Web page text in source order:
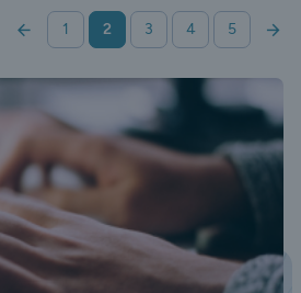
het
en
waarbij de activiteiten op het
gebied van autobatterijen en
een eigen weg zijn ingeslagen.
Vorige
1 2 3 4 5